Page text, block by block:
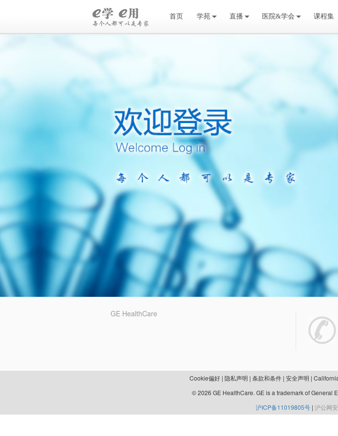
首页 学苑 直播 医院&学会 课程集
GE HealthCare
Cookie偏好| 隐私声明 | 条款和条件| 安全声明 |
© 2026 GE HealthCare. GE is a trademark of General
沪ICP备11019805号 | 沪公网